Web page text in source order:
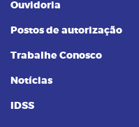
Ouvidoria
Postos de autorização
Trabalhe Conosco
Notícias
IDSS